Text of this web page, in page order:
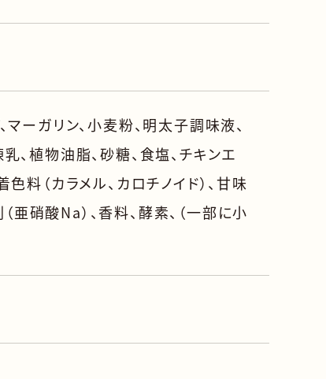
マーガリン、小麦粉、明太子調味液、
、植物油脂、砂糖、食塩、チキンエ
料（カラメル、カロチノイド）、甘味
亜硝酸Na）、香料、酵素、（一部に小